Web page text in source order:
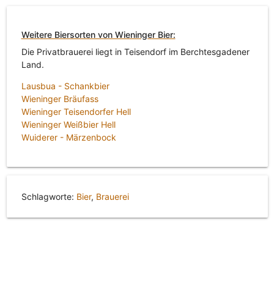
Weitere Biersorten von Wieninger Bier:
Die Privatbrauerei liegt in Teisendorf im Berchtesgadener
Land.
Lausbua - Schankbier
Wieninger Bräufass
Wieninger Teisendorfer Hell
Wieninger Weißbier Hell
Wuiderer - Märzenbock
Schlagworte: Bier, Brauerei